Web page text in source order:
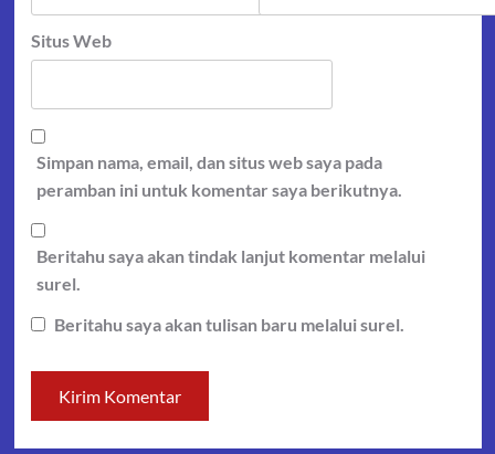
Situs Web
Simpan nama, email, dan situs web saya pada
peramban ini untuk komentar saya berikutnya.
Beritahu saya akan tindak lanjut komentar melalui
surel.
Beritahu saya akan tulisan baru melalui surel.